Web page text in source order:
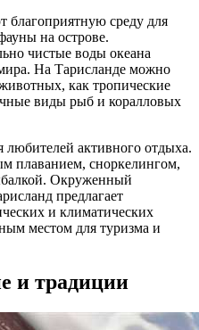
благоприятную среду для
на острове.
чистые воды океана
На Тарисланде можно
как тропические
виды рыб и коралловых
любителей активного отдыха.
плаванием, сноркелингом,
Окруженный
предлагает
и климатических
местом для туризма и
и традиции